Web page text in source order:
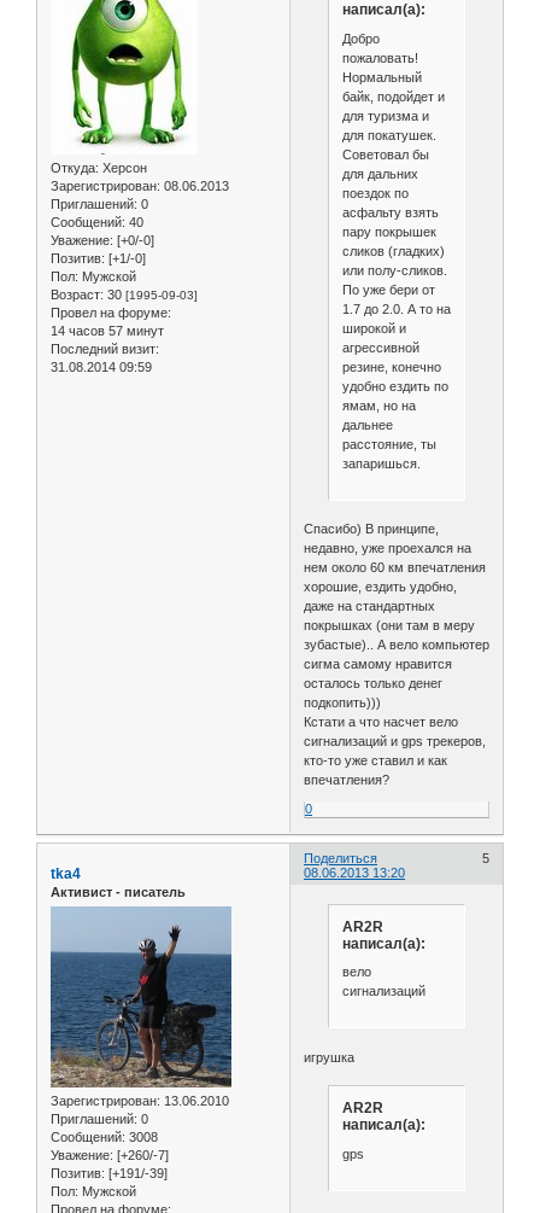
Откуда: Херсон
Зарегистрирован: 08.06.2013
Приглашений: 0
Сообщений: 40
Уважение: [+0/-0]
Позитив: [+1/-0]
Пол: Мужской
Возраст: 30 [1995-09-03]
Провел на форуме:
14 часов 57 минут
Последний визит:
31.08.2014 09:59
написал(а):
Добро
пожаловать!
Нормальный
байк, подойдет и
для туризма и
для покатушек.
Советовал бы
для дальних
поездок по
асфальту взять
пару покрышек
сликов (гладких)
или полу-сликов.
По уже бери от
1.7 до 2.0. А то на
широкой и
агрессивной
резине, конечно
удобно ездить по
ямам, но на
дальнее
расстояние, ты
запаришься.
Спасибо) В принципе,
недавно, уже проехался на
нем около 60 км впечатления
хорошие, ездить удобно,
даже на стандартных
покрышках (они там в меру
зубастые).. А вело компьютер
сигма самому нравится
осталось только денег
подкопить)))
Кстати а что насчет вело
сигнализаций и gps трекеров,
кто-то уже ставил и как
впечатления?
0
Поделиться
5
08.06.2013 13:20
tka4
Активист - писатель
Зарегистрирован: 13.06.2010
Приглашений: 0
Сообщений: 3008
Уважение: [+260/-7]
Позитив: [+191/-39]
Пол: Мужской
Провел на форуме:
AR2R
написал(а):
вело
сигнализаций
игрушка
AR2R
написал(а):
gps